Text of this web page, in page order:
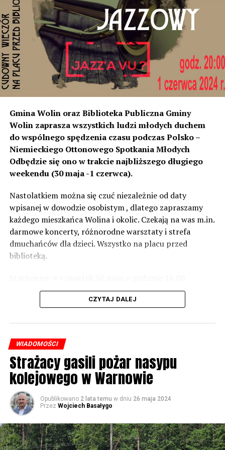
miejscowości od strony Świnoujścia, czyli tam
rozumiemy, że natężenie dźwięku wystarczyło do ich
instalacji, to na tym odcinku generują dokładnie ten sam
poziom dźwięku co tam. Sprawdzałyśmy, że odległość
naszych nieruchomości od drogi jest taka sama, a nawet
w stosunku do niektórych mniejsza niż tych, które są na
początku miejscowości chronione ekranami – mówi
Jolanta Podhajska.
Przedstawiciel GDDKiA mówi, że po roku od oddania
inwestycji będzie przeprowadzona ponowna analiza
hałasu, jeśli decybeli będzie więcej niż sądzono –
wówczas ekrany zostaną zamontowane.
– Jeżeli wyjdzie na to, że są przekroczone normy, to
zabezpieczeń. Dopóki nie będzie tych przekroczonych
norm dopuszczalnego hałasu, no to nie możemy nic
zrobić. Tam są odpowiednie normy – 61 i 56 decybeli –
zaznacza.
Foto: Wojciech Basałygo
Gmina Wolin oraz Biblioteka Publiczna Gminy
Wolin zaprasza wszystkich ludzi młodych duchem
do wspólnego spędzenia czasu podczas Polsko –
Niemieckiego Ottonowego Spotkania Młodych
Odbędzie się ono w trakcie najbliższego długiego
weekendu (30 maja -1 czerwca).
Nastolatkiem można się czuć niezależnie od daty
wpisanej w dowodzie osobistym , dlatego zapraszamy
każdego mieszkańca Wolina i okolic. Czekają na was m.in.
darmowe koncerty, różnorodne warsztaty i strefa
dmuchańców dla dzieci. Wszystko na placu przed
biblioteką.
występami zespołów „Yellow” i „Specyficzni”.
CZYTAJ DALEJ
WIADOMOŚCI
Strażacy gasili pożar nasypu
kolejowego w Warnowie
Opublikowano 2 lata temu w dniu 26 maja 2024
Przez Wojciech Basałygo